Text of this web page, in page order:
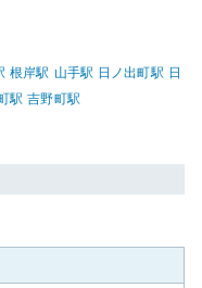
根岸駅 山手駅 日ノ出町駅 日
駅 吉野町駅